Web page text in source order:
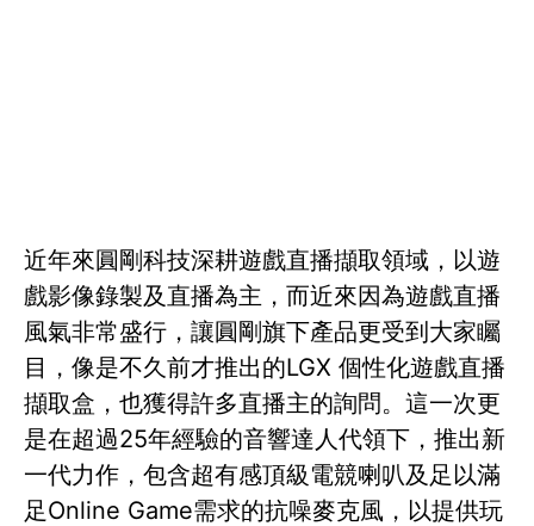
近年來圓剛科技深耕遊戲直播擷取領域，以遊
戲影像錄製及直播為主，而近來因為遊戲直播
風氣非常盛行，讓圓剛旗下產品更受到大家矚
目，像是不久前才推出的LGX 個性化遊戲直播
擷取盒，也獲得許多直播主的詢問。這一次更
是在超過25年經驗的音響達人代領下，推出新
一代力作，包含超有感頂級電競喇叭及足以滿
足Online Game需求的抗噪麥克風，以提供玩